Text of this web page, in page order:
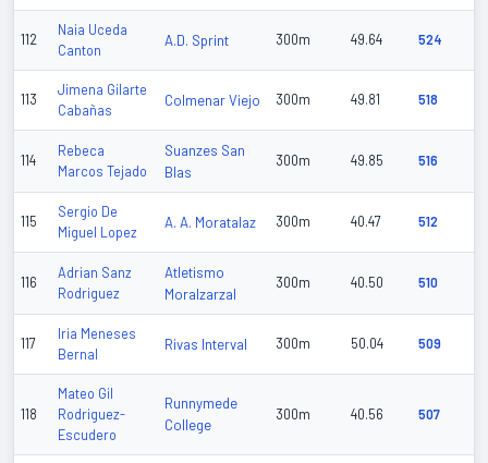
112
Naia Uceda
Canton
A.D. Sprint 300m 49.64 524
113
Jimena Gilarte
Cabañas
Colmenar Viejo 300m 49.81 518
114
Rebeca
Marcos Tejado
Suanzes San
Blas
300m 49.85 516
115
Sergio De
Miguel Lopez
A. A. Moratalaz 300m 40.47 512
116
Adrian Sanz
Rodriguez
Atletismo
Moralzarzal
300m 40.50 510
117
Iria Meneses
Bernal
Rivas Interval 300m 50.04 509
118
Mateo Gil
Rodriguez-
Escudero
Runnymede
College
300m 40.56 507